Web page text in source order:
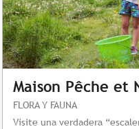
Maison Pêche et
FLORA Y FAUNA
Visite una verdadera